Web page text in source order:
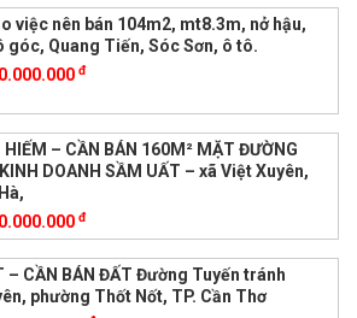
việc nên bán 104m2, mt8.3m, nở hậu,
góc, Quang Tiến, Sóc Sơn, ô tô.
đ
HIẾM – CẦN BÁN 160M² MẶT ĐƯỜNG
DOANH SẦM UẤT – xã Việt Xuyên,
đ
– CẦN BÁN ĐẤT Đường Tuyến tránh
phường Thốt Nốt, TP. Cần Thơ